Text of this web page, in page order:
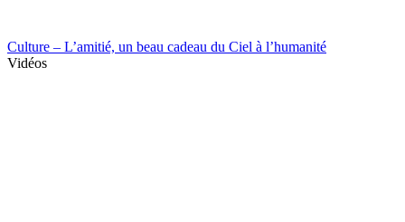
Culture – L’amitié, un beau cadeau du Ciel à l’humanité
Vidéos